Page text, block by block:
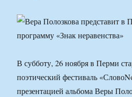
В субботу, 26 ноября в Перми
поэтический фестиваль
презентацией альбома Веры